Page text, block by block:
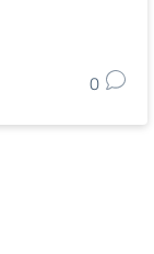
0